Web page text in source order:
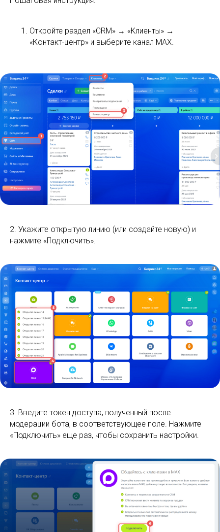
Откройте раздел «CRM» → «Клиенты» →
«Контакт-центр» и выберите канал MAX.
2. Укажите открытую линию (или создайте новую) и
нажмите «Подключить».
3. Введите токен доступа, полученный после
модерации бота, в соответствующее поле. Нажмите
«Подключить» еще раз, чтобы сохранить настройки.